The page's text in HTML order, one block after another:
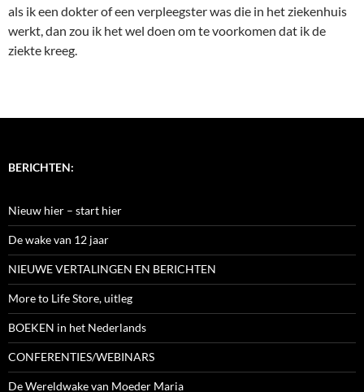
als ik een dokter of een verpleegster was die in het ziekenhuis
werkt, dan zou ik het wel doen om te voorkomen dat ik de
ziekte kreeg.
BERICHTEN:
Nieuw hier – start hier
De wake van 12 jaar
NIEUWE VERTALINGEN EN BERICHTEN
More to Life Store, uitleg
BOEKEN in het Nederlands
CONFERENTIES/WEBINARS
De Wereldwake van Moeder Maria